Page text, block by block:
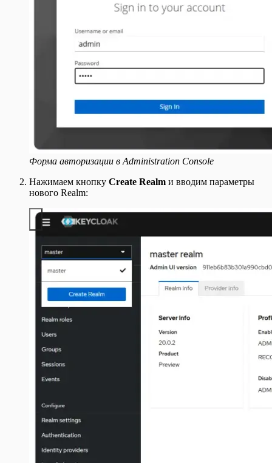
Форма авторизации в Administration Console
Нажимаем кнопку Create Realm и вводим параметры
нового Realm: